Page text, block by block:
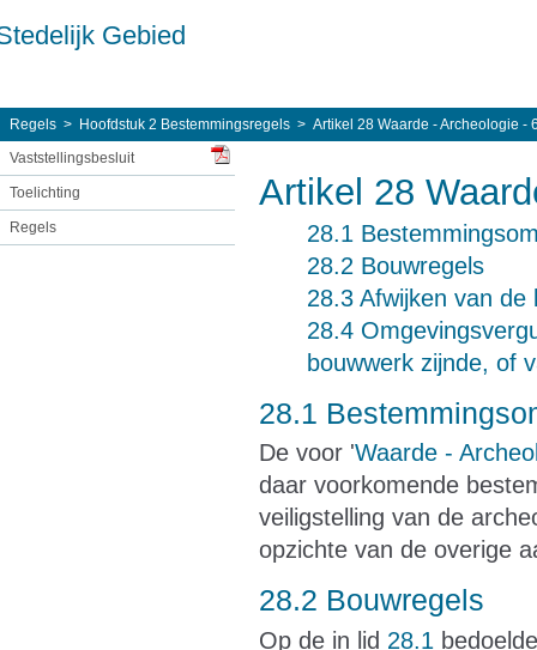
Gebied
Regels Hoofdstuk 2 Bestemmingsregels
Artikel 28 Waarde - Archeologie -
Vaststellingsbesluit
Toelichting
Regels
Artikel 28
28.1
28.2 Bouwregels
28.3 Afwijken van de
28.4
bouwwerk zijnde, of
28.1
De voor 'Waarde -
daar voorkomende
veiligstelling van de
opzichte van de overige
28.2 Bouwregels
Op de in lid 28.1